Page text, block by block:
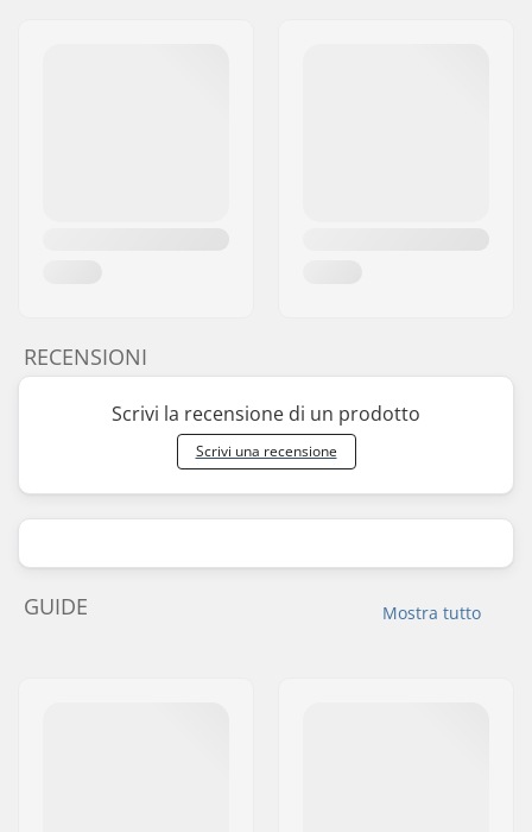
RECENSIONI
Scrivi la recensione di un prodotto
Scrivi una recensione
Mostra tutto
GUIDE